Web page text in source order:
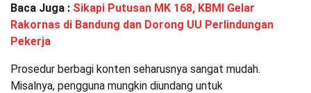
Baca Juga : Sikapi Putusan MK 168, KBMI Gelar
Rakornas di Bandung dan Dorong UU Perlindungan
Pekerja
Prosedur berbagi konten seharusnya sangat mudah.
Misalnya, pengguna mungkin diundang untuk